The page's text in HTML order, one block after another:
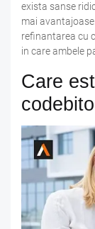
exista sanse
mai
refinantarea cu
in care ambele
Care